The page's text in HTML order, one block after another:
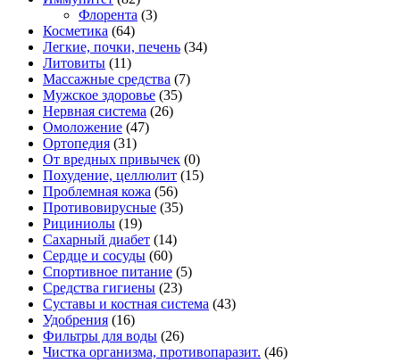
Флорента (3)
Косметика (64)
Легкие, почки, печень (34)
Литовиты (11)
Массажные средства (7)
Мужское здоровье (35)
Нервная система (26)
Омоложение (47)
Ортопедия (31)
От вредных привычек (0)
Похудение, целлюлит (15)
Проблемная кожа (56)
Противовирусные (35)
Рициниолы (19)
Сахарный диабет (14)
Сердце и сосуды (60)
Спортивное питание (5)
Средства гигиены (23)
Суставы и костная система (43)
Удобрения (16)
Фильтры для воды (26)
Чистка организма, противопаразит. (46)